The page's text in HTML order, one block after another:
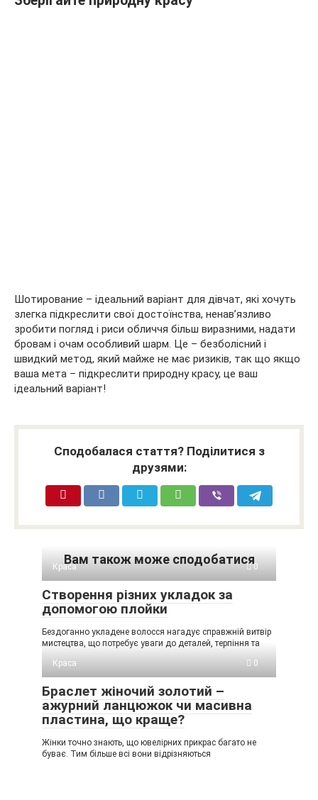
Шотирование – ідеальний варіант для дівчат, які хочуть
злегка підкреслити свої достоїнства, ненав’язливо
зробити погляд і риси обличчя більш виразними, надати
бровам і очам особливий шарм. Це – безболісний і
швидкий метод, який майже не має ризиків, так що якщо
ваша мета – підкреслити природну красу, це ваш
ідеальний варіант!
Сподобалася стаття? Поділитися з
друзями:
Вам також може сподобатися
Краса 0
Створення різних укладок за
допомогою плойки
Бездоганно укладене волосся нагадує справжній витвір
мистецтва, що потребує уваги до деталей, терпіння та
Краса
0
Браслет жіночий золотий –
ажурний ланцюжок чи масивна
пластина, що краще?
Жінки точно знають, що ювелірних прикрас багато не
буває. Тим більше всі вони відрізняються